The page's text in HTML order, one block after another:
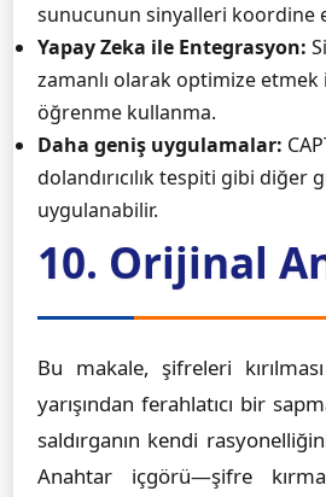
sunucunun sinyalleri koordine
Yapay Zeka ile Entegrasyon:
zamanlı olarak optimize
öğrenme kullanma.
Daha geniş uygulamalar:
dolandırıcılık tespiti gibi diğer
uygulanabilir.
10. Orijinal
Bu makale, şifreleri
yarışından ferahlatıcı bir
saldırganın kendi
Anahtar içgörü—şifre